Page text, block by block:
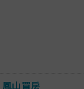
鳳山買房